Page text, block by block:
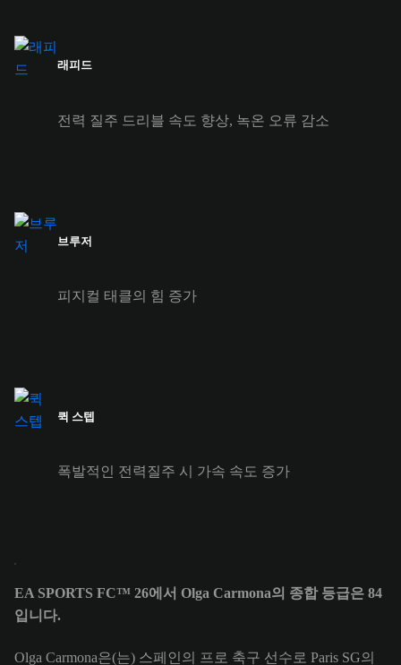
래피드
전력 질주 드리블 속도 향상, 녹온 오류 감소
브루저
피지컬 태클의 힘 증가
퀵 스텝
폭발적인 전력질주 시 가속 속도 증가
EA SPORTS FC™ 26에서 Olga Carmona의 종합 등급은 84
입니다.
Olga Carmona은(는) 스페인의 프로 축구 선수로 Paris SG의